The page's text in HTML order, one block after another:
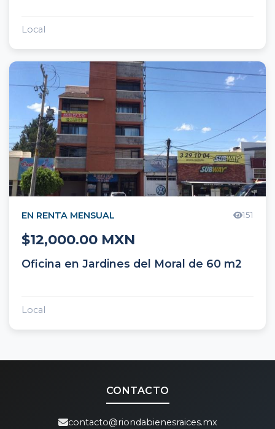
Local
EN RENTA MENSUAL 151
$12,000.00 MXN
Oficina en Jardines del Moral de 60 m2
Local
CONTACTO
contacto@riondabienesraices.mx